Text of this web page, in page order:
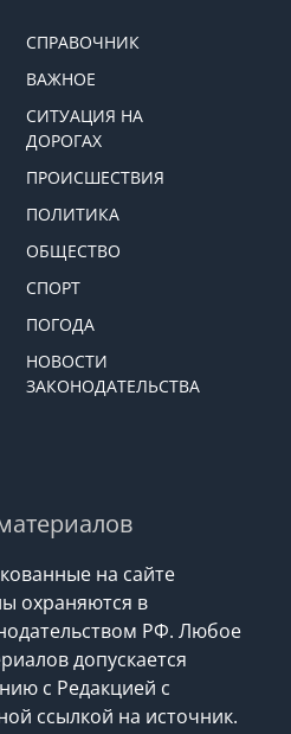
СПРАВОЧНИК
ВАЖНОЕ
СИТУАЦИЯ НА
ДОРОГАХ
ПРОИСШЕСТВИЯ
ПОЛИТИКА
ОБЩЕСТВО
СПОРТ
ПОГОДА
НОВОСТИ
ЗАКОНОДАТЕЛЬСТВА
на сайте
охраняются в
РФ. Любое
допускается
с Редакцией с
ссылкой на источник.